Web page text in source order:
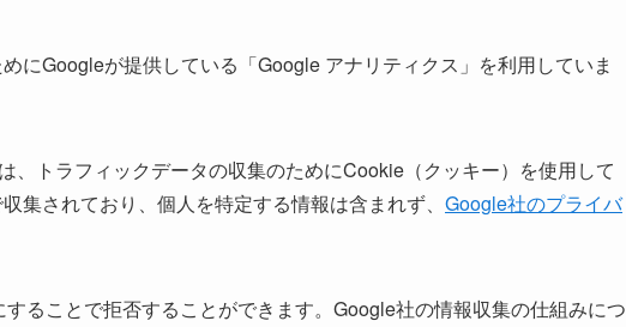
にGoogleが提供している「Google アナリティクス」を利用していま
、トラフィックデータの収集のためにCookie（クッキー）を使用して
集されており、個人を特定する情報は含まれず、 Google社のプライバ
ることで拒否することができます。Google社の情報収集の仕組みにつ